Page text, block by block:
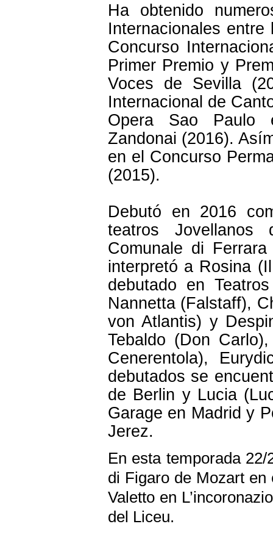
Ha obtenido
Internacionales
Concurso
Primer Premio y
Voces de Sevilla
Internacional de
Opera Sao Paulo
Zandonai (2016).
en el Concurso
(2015).
Debutó en 2016
teatros
Comunale di
interpretó a Rosina
debutado en
Nannetta (Falstaff),
von Atlantis) y
Tebaldo (Don
Cenerentola),
debutados se
de Berlin y Lucia
Garage en Madrid y
Jerez.
En esta temporada
di Figaro de Mozart en
Valetto en
del Liceu.